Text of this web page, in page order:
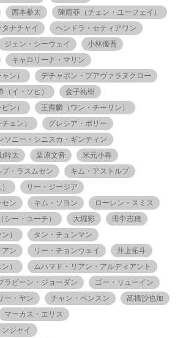
西本拳太
陳雨菲（チェン・ユーフェイ）
ナチャイ
ヘンドラ・セティアワン
ジェン・シーウェイ
小林優吾
キャロリーナ・マリン
ン）
デチャポン・プアヴァラヌクロー
（イ・ソヒ）
金子祐樹
ン）
王齊麟（ワン・チーリン）
ェン）
グレシア・ポリー
ソニー・シニスカ・ギンティン
幹太 栗原文音
米元小春
・ラスムセン
キム・アストルプ
リー・ジージア
ン
キム・ソヨン
ローレン・スミス
シー・ユーチ） 大堀彩
田中志穂
）
タン・チュンマン
ン
リー・チョンウェイ
井上拓斗
）
ムハマド・リアン・アルディアント
ラビーン・ジョーダン
ゴー・リューイン
ー・ヤン チャン・ペンスン
髙橋沙也加
マーカス・エリス
ジャイ